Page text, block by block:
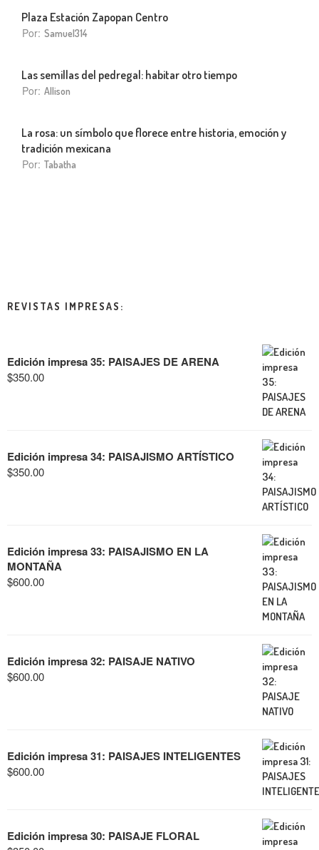
Plaza Estación Zapopan Centro
Por: Samuel314
Las semillas del pedregal: habitar otro tiempo
Por: Allison
La rosa: un símbolo que florece entre historia, emoción y
tradición mexicana
Por: Tabatha
REVISTAS IMPRESAS:
Edición impresa 35: PAISAJES DE ARENA
$350.00
Edición impresa 34: PAISAJISMO ARTÍSTICO
$350.00
Edición impresa 33: PAISAJISMO EN LA
MONTAÑA
$600.00
Edición impresa 32: PAISAJE NATIVO
$600.00
Edición impresa 31: PAISAJES INTELIGENTES
$600.00
Edición impresa 30: PAISAJE FLORAL